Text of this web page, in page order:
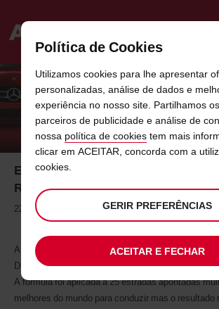
Avis
A MELHOR ESTRADA DO
CONDUZIR É…
Em Portugal! A Estrada Nacional 222
Régua ao Pinhão
22 de Abril de 2015
A Avis rent a car desenvolveu o Índice de
Driving Ratio) para encontrar a melhor estrada do
A fórmula foi aplicada a 25 estradas apontadas
melhores do mundo para conduzir mas o resultado
Política de Cookies
Utilizamos cookies para lhe apresentar
personalizadas, análise de dados e
experiência no nosso site. Partilhamos
parceiros de publicidade e análise de
nossa política de cookies tem mais
clicar em ACEITAR, concorda com a
cookies.
GERIR PREFERÊNCIAS
ACEITAR E FECHAR